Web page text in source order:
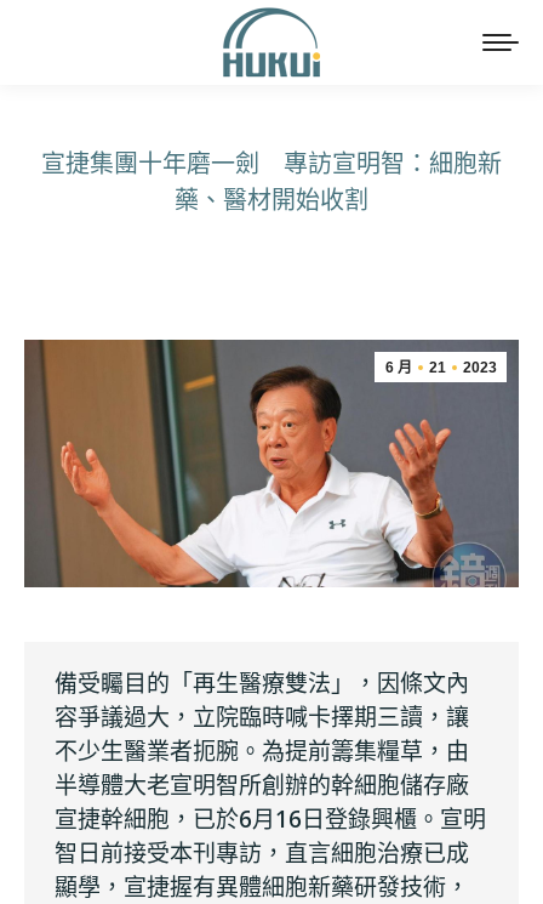
宣捷集團十年磨一劍 專訪宣明智：細胞新
藥、醫材開始收割
6 月 21 2023
備受矚目的「再生醫療雙法」，因條文內
容爭議過大，立院臨時喊卡擇期三讀，讓
不少生醫業者扼腕。為提前籌集糧草，由
半導體大老宣明智所創辦的幹細胞儲存廠
宣捷幹細胞，已於6月16日登錄興櫃。宣明
智日前接受本刊專訪，直言細胞治療已成
顯學，宣捷握有異體細胞新藥研發技術，